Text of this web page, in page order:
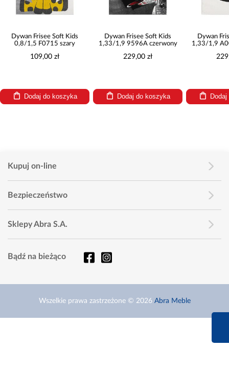
Dywan Frisee Soft Kids
0,8/1,5 F0715 szary
109,00 zł
Dodaj do koszyka
Dywan Frisee Soft Kids
1,33/1,9 9596A czerwony
229,00 zł
Dodaj do koszyka
Dywan
1,33/1,9
Kupuj on-line
Bezpieczeństwo
Sklepy Abra S.A.
Bądź na bieżąco
Wszelkie prawa zastrzeżone © 2026 Abra Meble